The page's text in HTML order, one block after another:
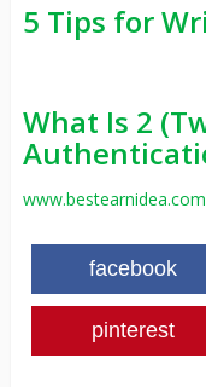
5 Tips for
What Is 2
www.bestearnidea.com
facebook
pinterest